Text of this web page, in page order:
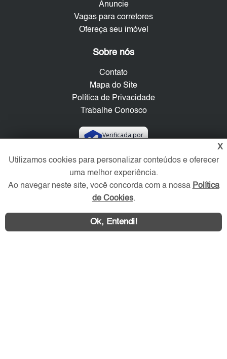
Anuncie
Vagas para corretores
Ofereça seu imóvel
Sobre nós
Contato
Mapa do Site
Política de Privacidade
Trabalhe Conosco
Verificada por
Redes Sociais
X
Utilizamos cookies para personalizar conteúdos e oferecer
uma melhor experiência.
Ao navegar neste site, você concorda com a nossa Política
de Cookies.
Ok, Entendi!